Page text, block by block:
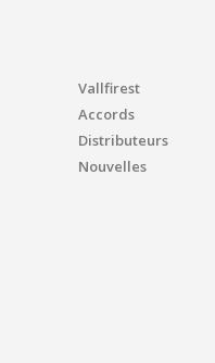
Vallfirest
Accords
Distributeurs
Nouvelles